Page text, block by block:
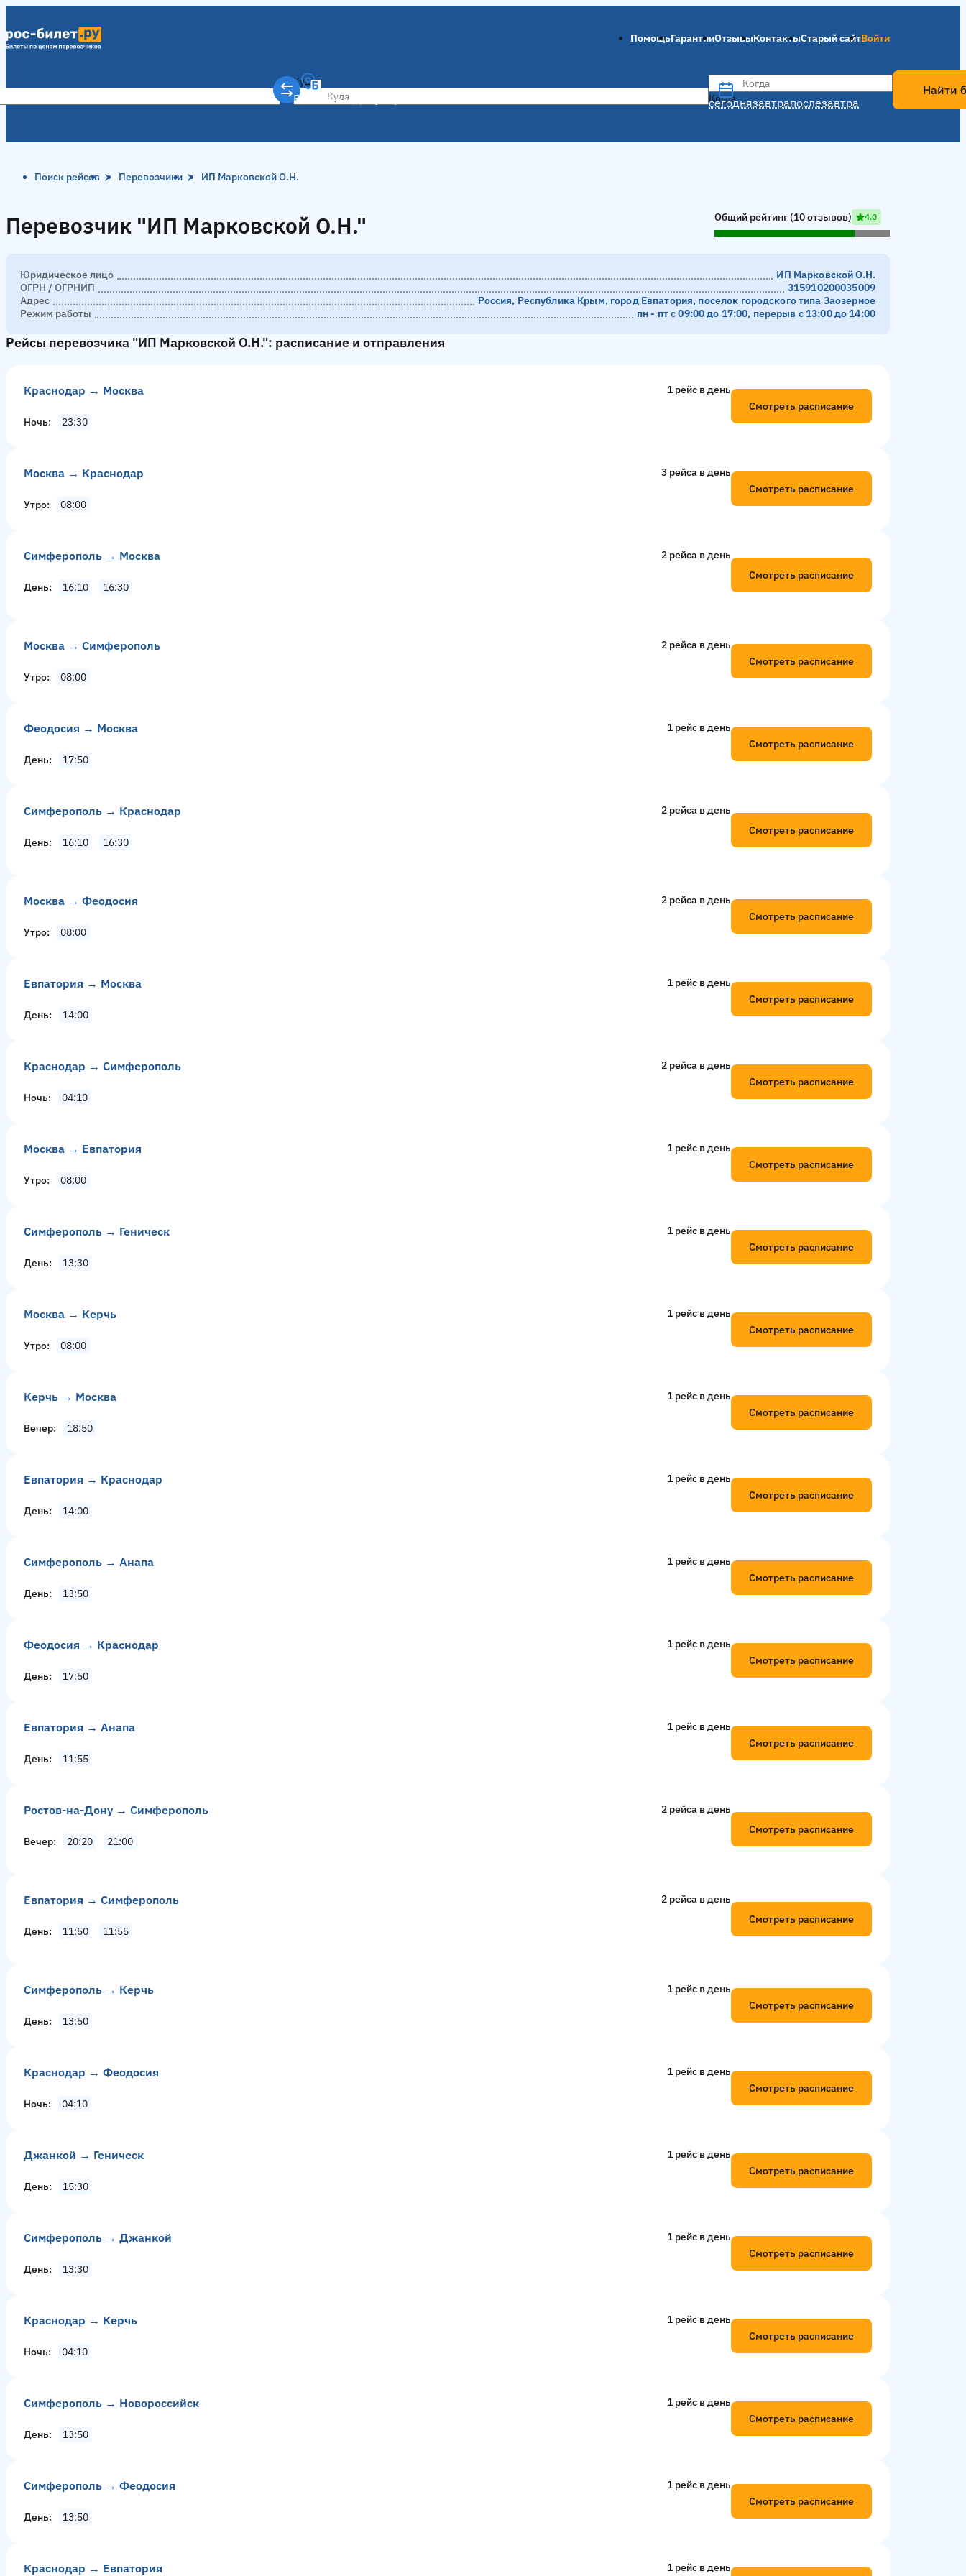
ПомощьГарантииОтзывыКонтактыСтарый сайтВойти
Куда
Ростов-на-Дону
Когда
сегоднязавтрапослезавтра
Когда
Найти
Поиск рейсов Перевозчики ИП Марковской О.Н.
Перевозчик "ИП Марковской О.Н."
Перевозчик "ИП Марковской О.Н."
Общий рейтинг (10 отзывов) 4.0
Юридическое лицо
ИП Марковской О.Н.
ОГРН / ОГРНИП
315910200035009
Адрес
Россия, Республика Крым, город Евпатория, поселок городского типа Заозерное
Режим работы
пн - пт с 09:00 до 17:00, перерыв с 13:00 до 14:00
Рейсы перевозчика "ИП Марковской О.Н.": расписание и отправления
Краснодар → Москва 1 рейс в день
Ночь 23:30
Смотреть расписание
Москва → Краснодар 3 рейсa в день
Утро 08:00
Смотреть расписание
Симферополь → Москва 2 рейсa в день
День 16:10 16:30
Смотреть расписание
Москва → Симферополь 2 рейсa в день
Утро 08:00
Смотреть расписание
Феодосия → Москва 1 рейс в день
День 17:50
Смотреть расписание
Симферополь → Краснодар 2 рейсa в день
День 16:10 16:30
Смотреть расписание
Москва → Феодосия 2 рейсa в день
Утро 08:00
Смотреть расписание
Евпатория → Москва 1 рейс в день
День 14:00
Смотреть расписание
Краснодар → Симферополь 2 рейсa в день
Ночь 04:10
Смотреть расписание
Москва → Евпатория 1 рейс в день
Утро 08:00
Смотреть расписание
Симферополь → Геническ 1 рейс в день
День 13:30
Смотреть расписание
Москва → Керчь 1 рейс в день
Утро 08:00
Смотреть расписание
Керчь → Москва 1 рейс в день
Вечер 18:50
Смотреть расписание
Евпатория → Краснодар 1 рейс в день
День 14:00
Смотреть расписание
Симферополь → Анапа 1 рейс в день
День 13:50
Смотреть расписание
Феодосия → Краснодар 1 рейс в день
День 17:50
Смотреть расписание
Евпатория → Анапа 1 рейс в день
День 11:55
Смотреть расписание
Ростов-на-Дону → Симферополь 2 рейсa в день
Вечер 20:20 21:00
Смотреть расписание
Евпатория → Симферополь 2 рейсa в день
День 11:50 11:55
Смотреть расписание
Симферополь → Керчь 1 рейс в день
День 13:50
Смотреть расписание
Краснодар → Феодосия 1 рейс в день
Ночь 04:10
Смотреть расписание
Джанкой → Геническ 1 рейс в день
День 15:30
Смотреть расписание
Симферополь → Джанкой 1 рейс в день
День 13:30
Смотреть расписание
Краснодар → Керчь 1 рейс в день
Ночь 04:10
Смотреть расписание
Симферополь → Новороссийск 1 рейс в день
День 13:50
Смотреть расписание
Симферополь → Феодосия 1 рейс в день
День 13:50
Смотреть расписание
Краснодар → Евпатория 1 рейс в день